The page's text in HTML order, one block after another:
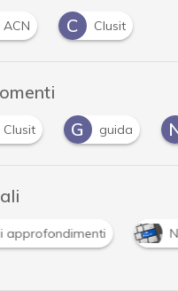
ACN C Clusit
Clusit G guida
approfondimenti